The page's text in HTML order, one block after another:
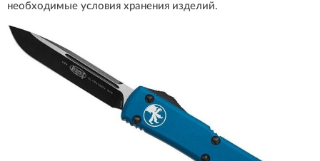
необходимые условия хранения изделий.